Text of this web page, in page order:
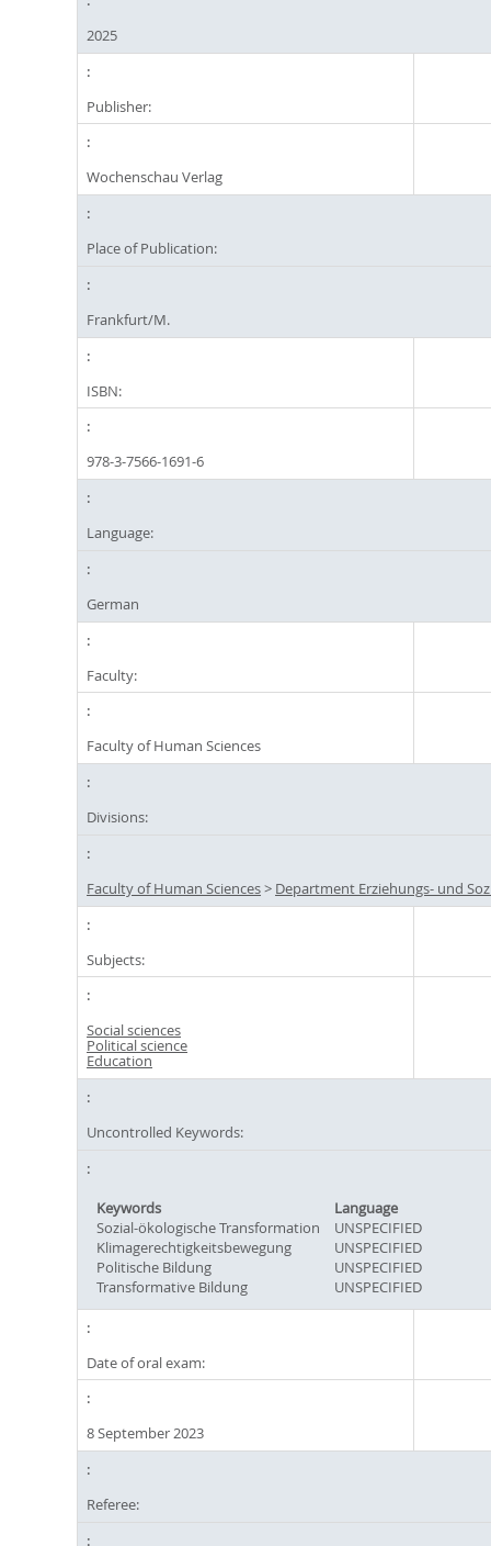
2025
Publisher:
Wochenschau Verlag
Place of Publication:
Frankfurt/M.
ISBN:
978-3-7566-1691-6
Language:
German
Faculty:
Faculty of Human Sciences
Divisions:
Faculty of Human Sciences> Department Erziehungs- und
Subjects:
Social sciences
Political science
Education
Uncontrolled Keywords:
Keywords
Language
Sozial-ökologische Transformation
UNSPECIFIED
Klimagerechtigkeitsbewegung
UNSPECIFIED
Politische Bildung
UNSPECIFIED
Transformative Bildung
UNSPECIFIED
Date of oral exam:
8 September 2023
Referee: